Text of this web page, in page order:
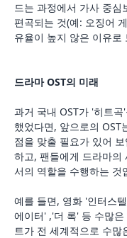
드는 과정에서 가사 중
편곡되는 것(예: 오징어
유율이 높지 않은 이유로
드라마 OST의 미래
과거 국내 OST가 '히트
했었다면, 앞으로의
점을 맞출 필요가 있어
하고, 팬들에게 드라마의
서의 역할을 수행하는 것
예를 들면, 영화 '인터스
에이터' ,'더 록' 등 수많
트가 전 세계적으로 수많